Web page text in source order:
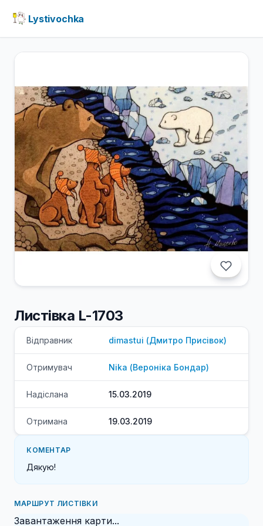
Lystivochka
Листівка L-1703
Відправник dimastui (Дмитро Присівок)
Отримувач Nika (Вероніка Бондар)
Надіслана 15.03.2019
Отримана 19.03.2019
КОМЕНТАР
Дякую!
МАРШРУТ ЛИСТІВКИ
Завантаження карти...